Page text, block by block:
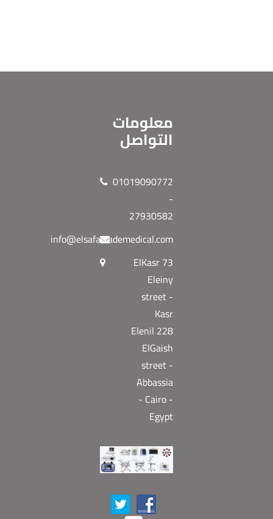
معلومات
التواصل
01019090772
-
27930582
info@elsafatrademedical.com
73 ElKasr
Eleiny
street -
Kasr
Elenil 228
ElGaish
street -
Abbassia
- Cairo -
Egypt